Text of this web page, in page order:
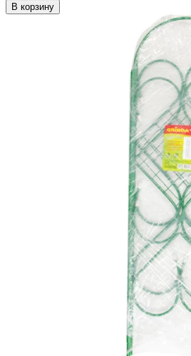
В корзину